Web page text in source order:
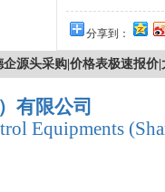
分享到：
源头采购|价格表极速报
有限公司
Equipments